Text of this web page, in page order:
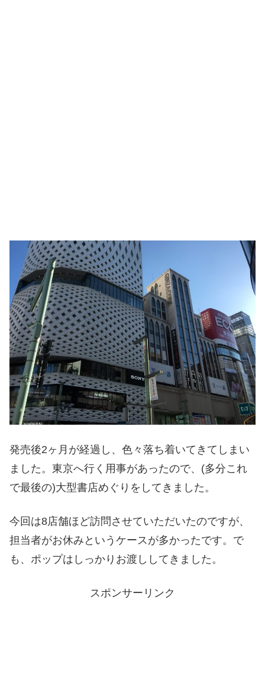
発売後2ヶ月が経過し、色々落ち着いてきてしまい
ました。東京へ行く用事があったので、(多分これ
で最後の)大型書店めぐりをしてきました。
今回は8店舗ほど訪問させていただいたのですが、
担当者がお休みというケースが多かったです。で
も、ポップはしっかりお渡ししてきました。
スポンサーリンク